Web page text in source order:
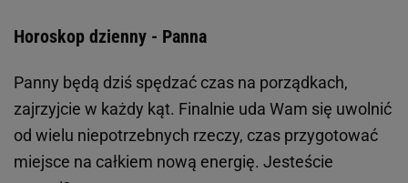
Horoskop dzienny - Panna
Panny będą dziś spędzać czas na porządkach,
zajrzyjcie w każdy kąt. Finalnie uda Wam się uwolnić
od wielu niepotrzebnych rzeczy, czas przygotować
miejsce na całkiem nową energię. Jesteście